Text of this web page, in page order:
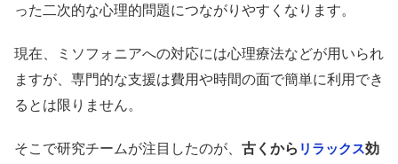
った二次的な心理的問題につながりやすくなります。
現在、ミソフォニアへの対応には心理療法などが用いられ
ますが、専門的な支援は費用や時間の面で簡単に利用でき
るとは限りません。
そこで研究チームが注目したのが、 古くから リラックス効